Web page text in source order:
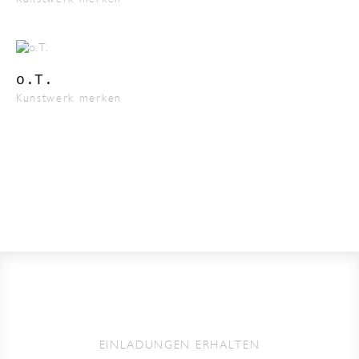
Kunstwerk merken
o.T.
EINLADUNGEN ERHALTEN